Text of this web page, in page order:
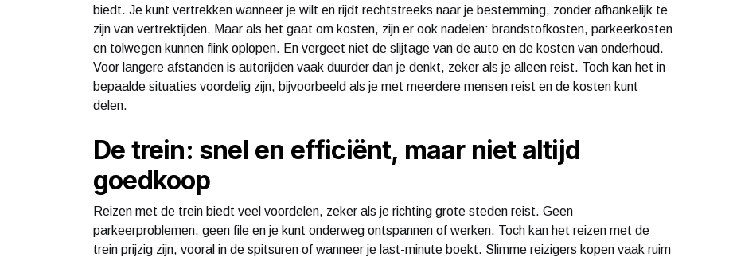
biedt. Je kunt vertrekken wanneer je wilt en rijdt rechtstreeks naar je bestemming, zonder afhankelijk te
zijn van vertrektijden. Maar als het gaat om kosten, zijn er ook nadelen: brandstofkosten, parkeerkosten
en tolwegen kunnen flink oplopen. En vergeet niet de slijtage van de auto en de kosten van onderhoud.
Voor langere afstanden is autorijden vaak duurder dan je denkt, zeker als je alleen reist. Toch kan het in
bepaalde situaties voordelig zijn, bijvoorbeeld als je met meerdere mensen reist en de kosten kunt
delen.
De trein: snel en efficiënt, maar niet altijd
goedkoop
Reizen met de trein biedt veel voordelen, zeker als je richting grote steden reist. Geen
parkeerproblemen, geen file en je kunt onderweg ontspannen of werken. Toch kan het reizen met de
trein prijzig zijn, vooral in de spitsuren of wanneer je last-minute boekt. Slimme reizigers kopen vaak ruim